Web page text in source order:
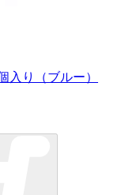
入り（ブルー）